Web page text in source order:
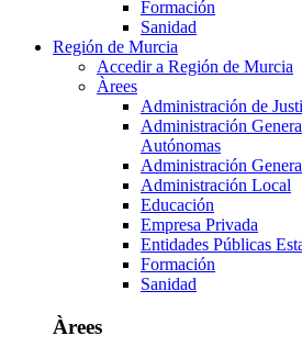
Formación
Sanidad
Región de Murcia
Accedir a Región de Murcia
Àrees
Administración de
Administración
Autónomas
Administración
Administración Local
Educación
Empresa Privada
Entidades Públicas
Formación
Sanidad
Àrees